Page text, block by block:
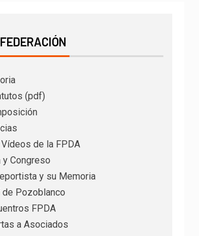
(pdf)
de la FPDA
y Congreso
y su Memoria
de Pozoblanco
FPDA
a Asociados